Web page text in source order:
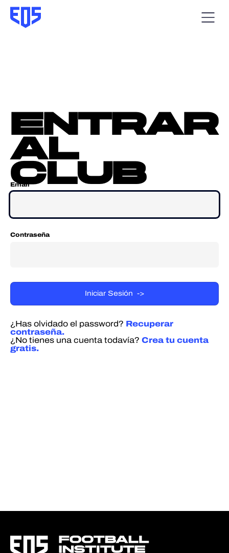
entrar
al
club
Email
Contraseña
¿Has olvidado el password? Recuperar
contraseña.
¿No tienes una cuenta todavía? Crea tu cuenta
gratis.